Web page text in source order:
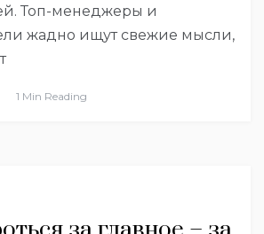
Топ-менеджеры и
жадно ищут свежие мысли,
1 Min Reading